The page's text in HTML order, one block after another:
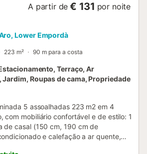
A partir de € 131 por noite
Lower Empordà
223 m² 90 m para a costa
Terraço, Ar
Roupas de cama, Propriedade
5 assoalhadas 223 m2 em 4
com mobiliário confortável e de estilo: 1
de casal (150 cm, 190 cm de
e calefação a ar quente,